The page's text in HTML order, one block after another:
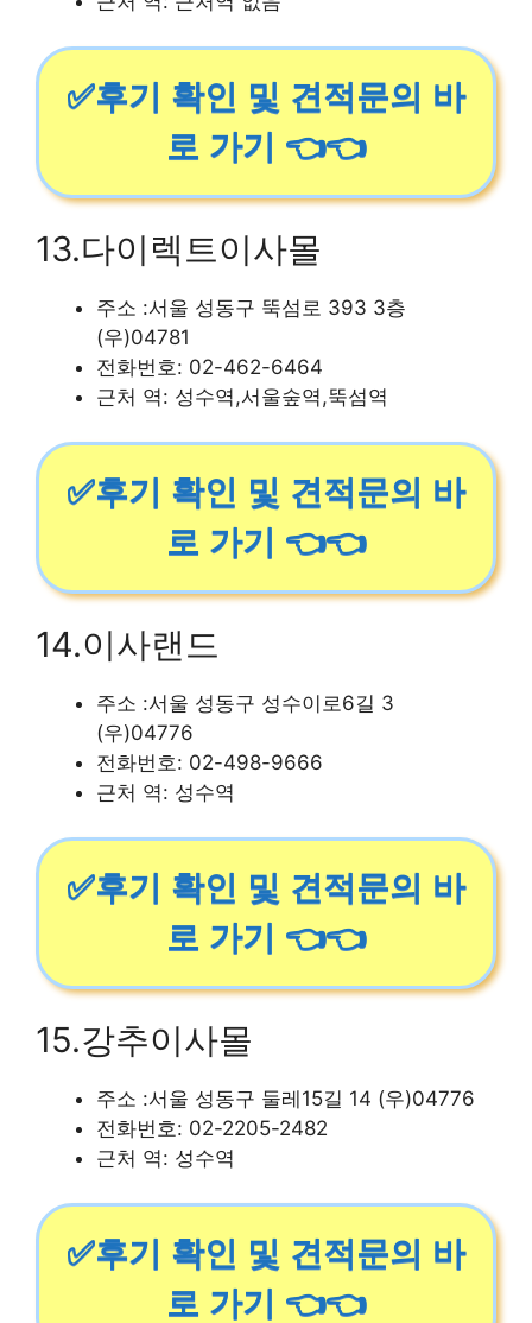
✅후기 확인 및 견적문의 바
로 가기 👈👈
13.다이렉트이사몰
주소 :서울 성동구 뚝섬로 393 3층
(우)04781
전화번호: 02-462-6464
근처 역: 성수역,서울숲역,뚝섬역
✅후기 확인 및 견적문의 바
로 가기 👈👈
14.이사랜드
주소 :서울 성동구 성수이로6길 3
(우)04776
전화번호: 02-498-9666
근처 역: 성수역
✅후기 확인 및 견적문의 바
로 가기 👈👈
15.강추이사몰
주소 :서울 성동구 둘레15길 14 (우)04776
전화번호: 02-2205-2482
근처 역: 성수역
✅후기 확인 및 견적문의 바
로 가기 👈👈